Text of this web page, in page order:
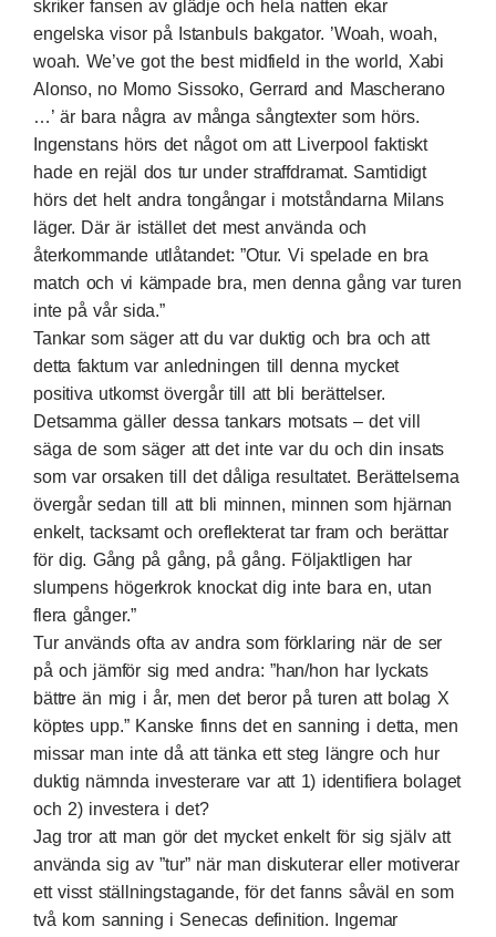
skriker fansen av glädje och hela natten ekar
engelska visor på Istanbuls bakgator. ’Woah, woah,
woah. We’ve got the best midfield in the world, Xabi
Alonso, no Momo Sissoko, Gerrard and Mascherano
…’ är bara några av många sångtexter som hörs.
Ingenstans hörs det något om att Liverpool faktiskt
hade en rejäl dos tur under straffdramat. Samtidigt
hörs det helt andra tongångar i motståndarna Milans
läger. Där är istället det mest använda och
återkommande utlåtandet: ”Otur. Vi spelade en bra
match och vi kämpade bra, men denna gång var turen
inte på vår sida.”
Tankar som säger att du var duktig och bra och att
detta faktum var anledningen till denna mycket
positiva utkomst övergår till att bli berättelser.
Detsamma gäller dessa tankars motsats – det vill
säga de som säger att det inte var du och din insats
som var orsaken till det dåliga resultatet. Berättelserna
övergår sedan till att bli minnen, minnen som hjärnan
enkelt, tacksamt och oreflekterat tar fram och berättar
för dig. Gång på gång, på gång. Följaktligen har
slumpens högerkrok knockat dig inte bara en, utan
flera gånger.”
Tur används ofta av andra som förklaring när de ser
på och jämför sig med andra: ”han/hon har lyckats
bättre än mig i år, men det beror på turen att bolag X
köptes upp.” Kanske finns det en sanning i detta, men
missar man inte då att tänka ett steg längre och hur
duktig nämnda investerare var att 1) identifiera bolaget
och 2) investera i det?
Jag tror att man gör det mycket enkelt för sig själv att
använda sig av ”tur” när man diskuterar eller motiverar
ett visst ställningstagande, för det fanns såväl en som
två korn sanning i Senecas definition. Ingemar